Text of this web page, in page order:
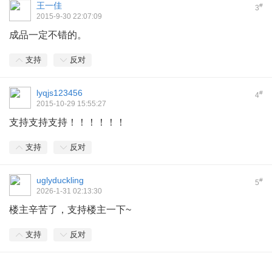
3#
王一佳
2015-9-30 22:07:09
成品一定不错的。
支持 反对
4#
lyqjs123456
2015-10-29 15:55:27
支持支持支持！！！！！！
支持 反对
5#
uglyduckling
2026-1-31 02:13:30
楼主辛苦了，支持楼主一下~
支持 反对